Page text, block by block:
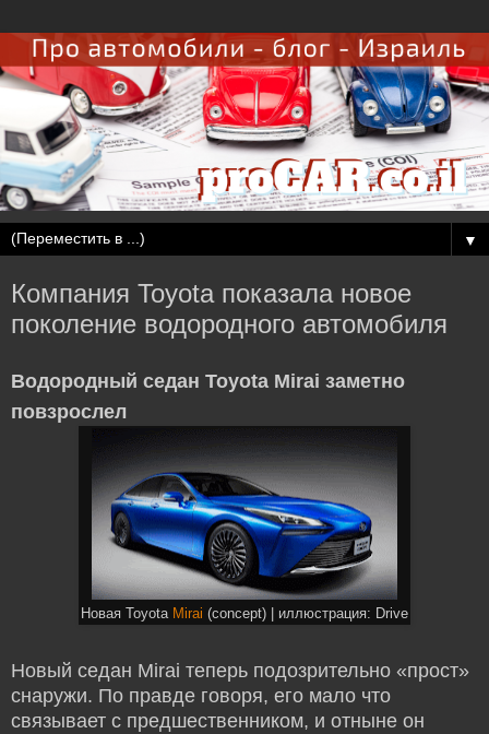
▼
Компания Toyota показала новое
поколение водородного автомобиля
Водородный седан Toyota Mirai заметно
повзрослел
Новая Toyota Mirai (concept) | иллюстрация: Drive
Новый седан Mirai теперь подозрительно «прост»
снаружи. По правде говоря, его мало что
связывает с предшественником, и отныне он